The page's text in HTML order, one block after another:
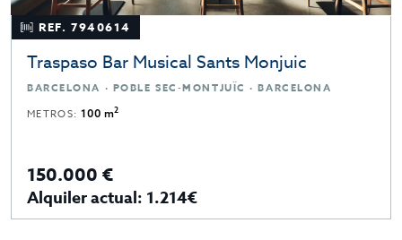
REF. 7940614
Traspaso Bar Musical Sants Monjuic
BARCELONA · POBLE SEC-MONTJUÏC · BARCELONA
METROS:100 m2
150.000 €
Alquiler actual: 1.214€